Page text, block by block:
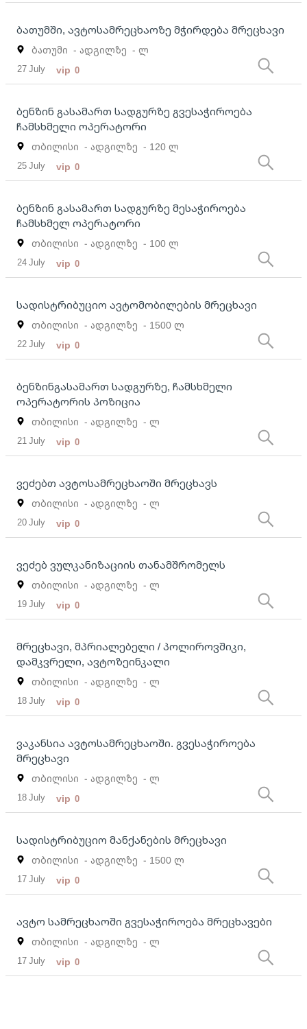
ბათუმში, ავტოსამრეცხაოზე მჭირდება მრეცხავი
ბათუმი - ადგილზე - ლ
27 July vip 0
ბენზინ გასამართ სადგურზე გვესაჭიროება
ჩამსხმელი ოპერატორი
თბილისი - ადგილზე - 120 ლ
25 July vip 0
ბენზინ გასამართ სადგურზე მესაჭიროება
ჩამსხმელ ოპერატორი
თბილისი - ადგილზე - 100 ლ
24 July vip 0
სადისტრიბუციო ავტომობილების მრეცხავი
თბილისი - ადგილზე - 1500 ლ
22 July vip 0
ბენზინგასამართ სადგურზე, ჩამსხმელი
ოპერატორის პოზიცია
თბილისი - ადგილზე - ლ
21 July vip 0
ვეძებთ ავტოსამრეცხაოში მრეცხავს
თბილისი - ადგილზე - ლ
20 July vip 0
ვეძებ ვულკანიზაციის თანამშრომელს
თბილისი - ადგილზე - ლ
19 July vip 0
მრეცხავი, მპრიალებელი / პოლიროვშიკი,
დამკვრელი, ავტოზეინკალი
თბილისი - ადგილზე - ლ
18 July vip 0
ვაკანსია ავტოსამრეცხაოში. გვესაჭიროება
მრეცხავი
თბილისი - ადგილზე - ლ
18 July vip 0
სადისტრიბუციო მანქანების მრეცხავი
თბილისი - ადგილზე - 1500 ლ
17 July vip 0
ავტო სამრეცხაოში გვესაჭიროება მრეცხავები
თბილისი - ადგილზე - ლ
17 July vip 0